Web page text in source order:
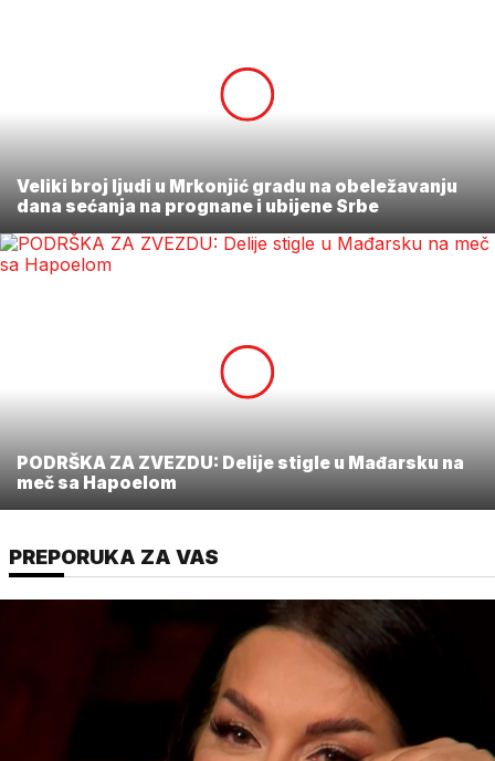
Veliki broj ljudi u Mrkonjić gradu na obeležavanju
dana sećanja na prognane i ubijene Srbe
PODRŠKA ZA ZVEZDU: Delije stigle u Mađarsku na
meč sa Hapoelom
PREPORUKA ZA VAS